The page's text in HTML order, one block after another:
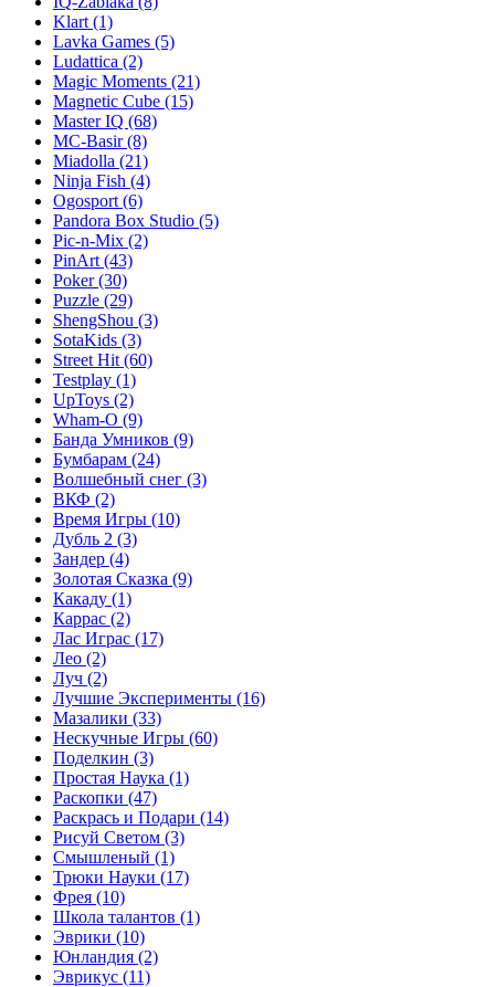
Klart (1)
Lavka Games (5)
Ludattica (2)
Magic Moments (21)
Magnetic Cube (15)
Master IQ (68)
MC-Basir(8)
Miadolla (21)
Ninja Fish (4)
Ogosport (6)
Pandora Box Studio (5)
Pic-n-Mix (2)
PinArt (43)
Poker(30)
Puzzle (29)
ShengShou (3)
SotaKids (3)
Street Hit (60)
Testplay (1)
UpToys (2)
Wham-O (9)
Банда Умников (9)
Бумбарам (24)
Волшебный снег (3)
ВКФ (2)
Время Игры (10)
Дубль 2 (3)
Зандер (4)
Золотая Сказка (9)
Какаду (1)
Каррас (2)
Лас Играс (17)
Лео (2)
Луч (2)
Лучшие Эксперименты (16)
Мазалики (33)
Нескучные Игры (60)
Поделкин (3)
Простая Наука (1)
Раскопки (47)
Раскрась и Подари (14)
Рисуй Светом (3)
Смышленый (1)
Трюки Науки (17)
Фрея (10)
Школа талантов (1)
Эврики (10)
Юнландия (2)
Эврикус (11)